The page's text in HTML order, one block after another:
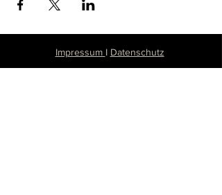
Impressum I Datenschutz